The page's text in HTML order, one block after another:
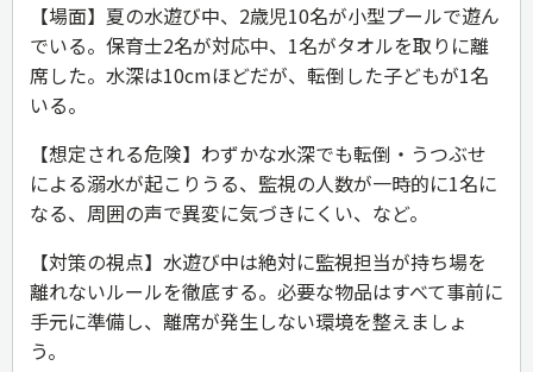
【場面】夏の水遊び中、2歳児10名が小型プールで遊ん
でいる。保育士2名が対応中、1名がタオルを取りに離
席した。水深は10cmほどだが、転倒した子どもが1名
いる。
【想定される危険】わずかな水深でも転倒・うつぶせ
による溺水が起こりうる、監視の人数が一時的に1名に
なる、周囲の声で異変に気づきにくい、など。
【対策の視点】水遊び中は絶対に監視担当が持ち場を
離れないルールを徹底する。必要な物品はすべて事前に
手元に準備し、離席が発生しない環境を整えましょ
う。